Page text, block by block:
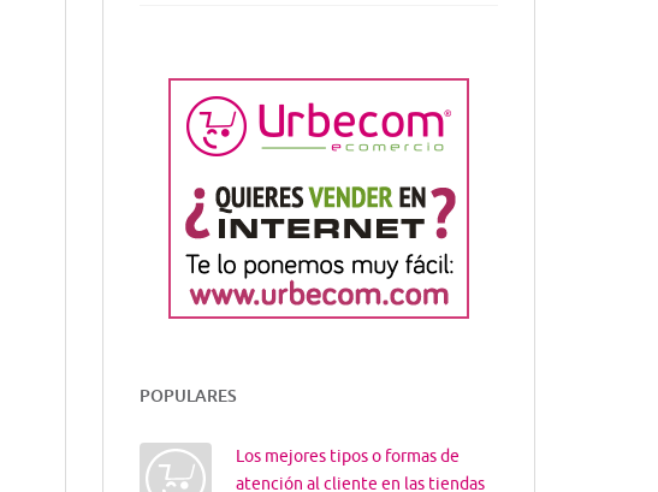
POPULARES
Los mejores tipos o formas de
atención al cliente en las tiendas